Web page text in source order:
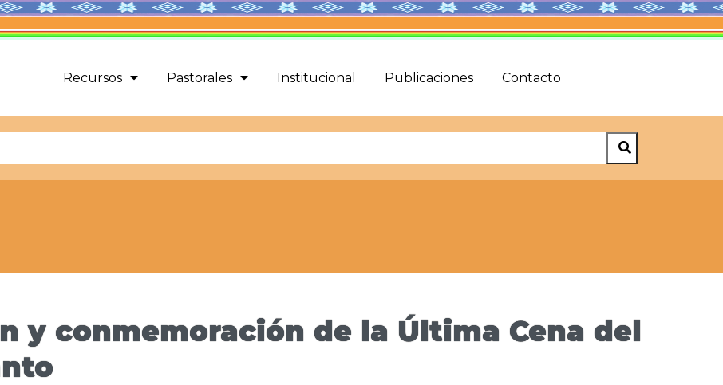
Recursos Pastorales Institucional Publicaciones Contacto
y conmemoración de la Última Cena del